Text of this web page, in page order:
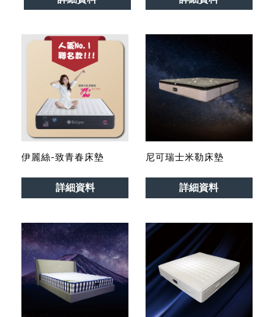
伊麗絲-致青春床墊
詳細資料
尼可瑞士米勒床墊
詳細資料